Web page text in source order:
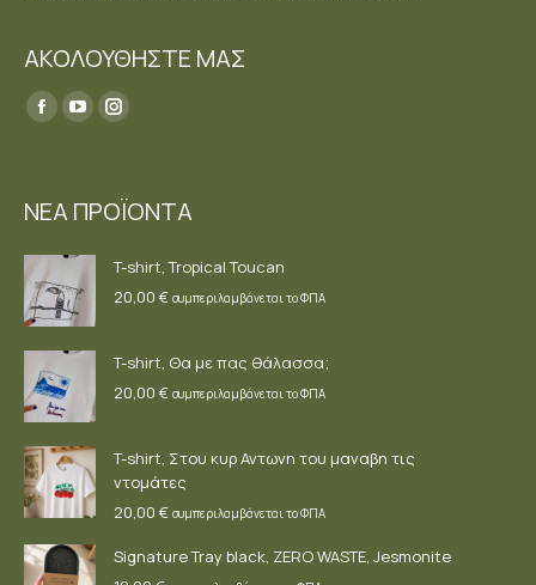
ΑΚΟΛΟΥΘΗΣΤΕ ΜΑΣ
Find us on:
Facebook
in
window
YouTube
in
window
Instagram
in
window
ΝΕΑ ΠΡΟΪΟΝΤΑ
T-shirt, Tropical Toucan
20,00 € συμπεριλαμβάνεται το ΦΠΑ
T-shirt, Θα με πας θάλασσα;
20,00 € συμπεριλαμβάνεται το ΦΠΑ
T-shirt, Στου κυρ Αντωνη του μαναβη τις
ντομάτες
20,00 € συμπεριλαμβάνεται το ΦΠΑ
Signature Tray black, ZERO WASTE, Jesmonite